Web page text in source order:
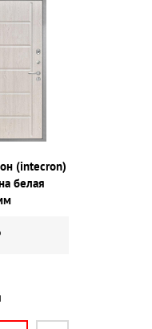
(intecron)
белая